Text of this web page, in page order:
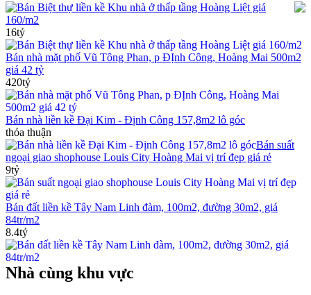
Bán Biệt thự liền kề Khu nhà ở thấp tầng Hoàng Liệt giá
160/m2
16tỷ
Bán nhà mặt phố Vũ Tông Phan, p ĐỊnh Công, Hoàng Mai 500m2
giá 42 tỷ
420tỷ
Bán nhà liền kề Đại Kim - Định Công 157,8m2 lô góc
thỏa thuận
Bán suất
ngoại giao shophouse Louis City Hoàng Mai vị trí đẹp giá rẻ
9tỷ
Bán đất liền kề Tây Nam Linh đàm, 100m2, đường 30m2, giá
84tr/m2
8.4tỷ
Nhà cùng khu vực